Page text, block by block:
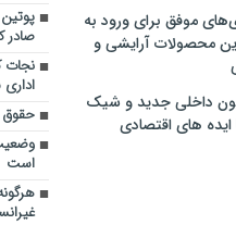
موفق برای ورود به
محصولات آرایشی و
داخلی جدید و شیک
ایده های اقتصادی
صادر
نجات
اداری ۱۴۰۵
حقوق
است